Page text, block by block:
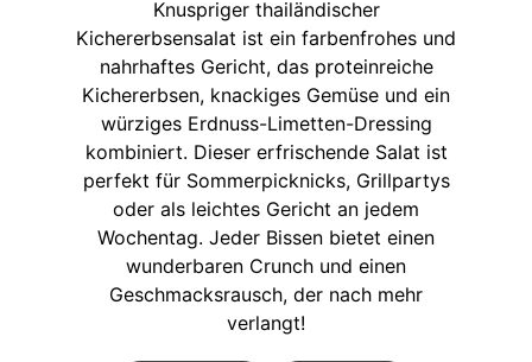
Knuspriger thailändischer
Kichererbsensalat ist ein farbenfrohes und
nahrhaftes Gericht, das proteinreiche
Kichererbsen, knackiges Gemüse und ein
würziges Erdnuss-Limetten-Dressing
kombiniert. Dieser erfrischende Salat ist
perfekt für Sommerpicknicks, Grillpartys
oder als leichtes Gericht an jedem
Wochentag. Jeder Bissen bietet einen
wunderbaren Crunch und einen
Geschmacksrausch, der nach mehr
verlangt!